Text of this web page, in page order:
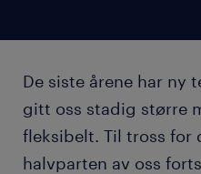
De siste årene har ny
gitt oss stadig større
fleksibelt. Til tross for
halvparten av oss